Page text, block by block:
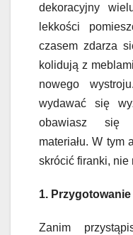
dekoracyjny
lekkości
czasem zdarza
kolidują z
nowego
wydawać się
obawiasz się
materiału. W tym
skrócić firanki, nie
1.
Zanim